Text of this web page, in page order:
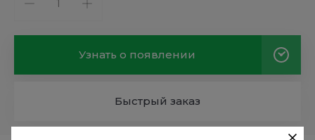
Узнать о появлении
Быстрый заказ